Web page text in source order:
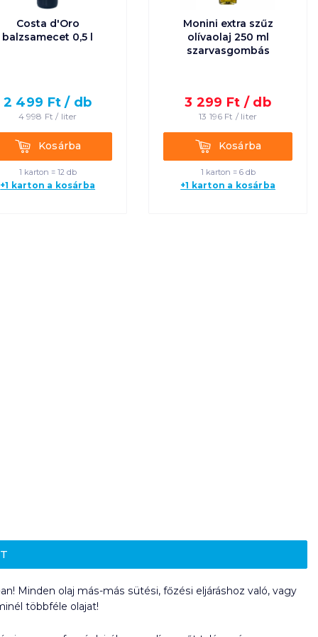
Costa d'Oro
balzsamecet 0,5 l
2 499 Ft / db
4 998 Ft / liter
KosárbaKosárba
1 karton = 12 db
+1 karton a kosárba
Monini extra szűz
olívaolaj 250 ml
szarvasgombás
3 299 Ft / db
13 196 Ft / liter
KosárbaKosárba
1 karton = 6 db
+1 karton a kosárba
Minden olaj más-más sütési, főzési eljáráshoz való, vagy
többféle olajat!